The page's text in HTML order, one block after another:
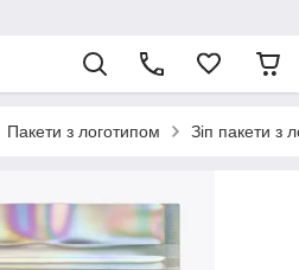
Пакети з логотипом Зіп пакети з